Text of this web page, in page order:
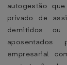
autogestão
privado de
demitidos
aposentados
empresarial